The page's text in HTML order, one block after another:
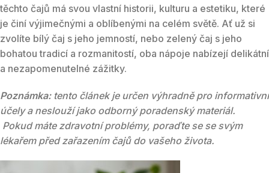
těchto čajů má svou vlastní historii, kulturu a estetiku, které
je činí výjimečnými a oblíbenými na celém světě. Ať už si
zvolíte bílý čaj s jeho jemností, nebo zelený čaj s jeho
bohatou tradicí a rozmanitostí, oba nápoje nabízejí delikátní
a nezapomenutelné zážitky.
Poznámka:tento článek je určen výhradně pro informativní
účely a neslouží jako odborný poradenský materiál.
Pokud máte zdravotní problémy, poraďte se se svým
lékařem před zařazením čajů do vašeho života.